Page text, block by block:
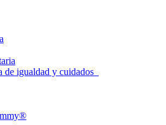
de igualdad y cuidados